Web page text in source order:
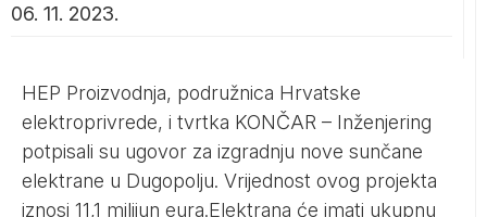
06. 11. 2023.
HEP Proizvodnja, podružnica Hrvatske
elektroprivrede, i tvrtka KONČAR – Inženjering
potpisali su ugovor za izgradnju nove sunčane
elektrane u Dugopolju. Vrijednost ovog projekta
iznosi 11,1 milijun eura.Elektrana će imati ukupnu